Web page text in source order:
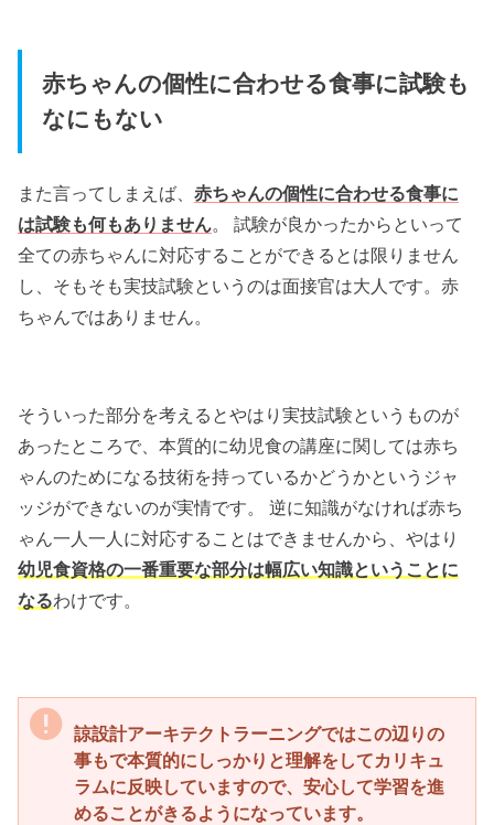
赤ちゃんの個性に合わせる食事に試験も
なにもない
また言ってしまえば、赤ちゃんの個性に合わせる食事に
は試験も何もありません。 試験が良かったからといって
全ての赤ちゃんに対応することができるとは限りません
し、そもそも実技試験というのは面接官は大人です。赤
ちゃんではありません。
そういった部分を考えるとやはり実技試験というものが
あったところで、本質的に幼児食の講座に関しては赤ち
ゃんのためになる技術を持っているかどうかというジャ
ッジができないのが実情です。 逆に知識がなければ赤ち
ゃん一人一人に対応することはできませんから、やはり
幼児食資格の一番重要な部分は幅広い知識ということに
なるわけです。
諒設計アーキテクトラーニングではこの辺りの
事もで本質的にしっかりと理解をしてカリキュ
ラムに反映していますので、安心して学習を進
めることがきるようになっています。